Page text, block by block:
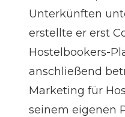
Unterkünften
erstellte er erst
Hostelbookers-
anschließend
Marketing für
seinem eigenen